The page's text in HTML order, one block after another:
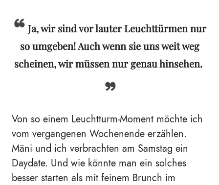
Ja, wir sind vor lauter Leuchttürmen nur
so umgeben! Auch wenn sie uns weit weg
scheinen, wir müssen nur genau hinsehen.
Von so einem Leuchtturm-Moment möchte ich
vom vergangenen Wochenende erzählen.
Mäni und ich verbrachten am Samstag ein
Daydate. Und wie könnte man ein solches
besser starten als mit feinem Brunch im